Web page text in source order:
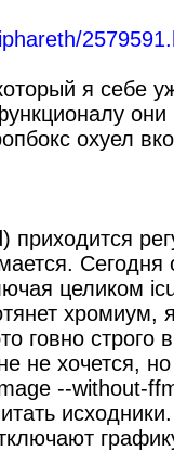
2
я себе
охуел
приходится
Сегодня
целиком
хромиум,
говно строго
не хочется,
--without-